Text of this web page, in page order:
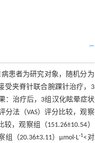
患者为研究对象，随机分为
受夹脊针联合腕踝针治疗，3
：治疗后，3组汉化眩晕症状
分法（VAS）评分比较，观察
，观察组（151.26±10.54）
组（20.36±3.11）μmol·L-1<对